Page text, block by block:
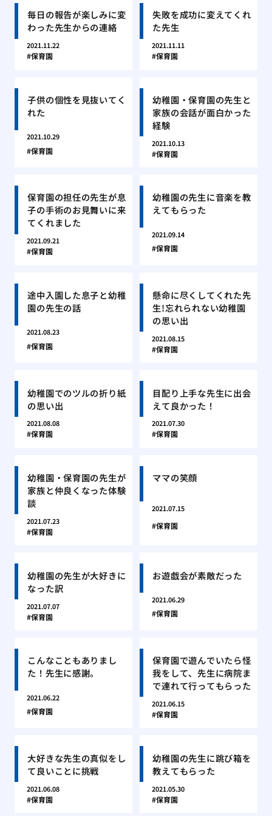
毎日の報告が楽しみに変
わった先生からの連絡
2021.11.22
保育園
失敗を成功に変えてくれ
た先生
2021.11.11
保育園
子供の個性を見抜いてく
れた
2021.10.29
保育園
幼稚園・保育園の先生と
家族の会話が面白かった
経験
2021.10.13
保育園
保育園の担任の先生が息
子の手術のお見舞いに来
てくれました
2021.09.21
保育園
幼稚園の先生に音楽を教
えてもらった
2021.09.14
保育園
途中入園した息子と幼稚
園の先生の話
2021.08.23
保育園
懸命に尽くしてくれた先
生!忘れられない幼稚園
の思い出
2021.08.15
保育園
幼稚園でのツルの折り紙
の思い出
2021.08.08
保育園
目配り上手な先生に出会
えて良かった！
2021.07.30
保育園
幼稚園・保育園の先生が
家族と仲良くなった体験
談
2021.07.23
保育園
ママの笑顔
2021.07.15
保育園
幼稚園の先生が大好きに
なった訳
2021.07.07
保育園
お遊戯会が素敵だった
2021.06.29
保育園
こんなこともありまし
た！先生に感謝。
2021.06.22
保育園
保育園で遊んでいたら怪
我をして、先生に病院ま
で連れて行ってもらった
2021.06.15
保育園
大好きな先生の真似をし
て良いことに挑戦
2021.06.08
保育園
幼稚園の先生に跳び箱を
教えてもらった
2021.05.30
保育園